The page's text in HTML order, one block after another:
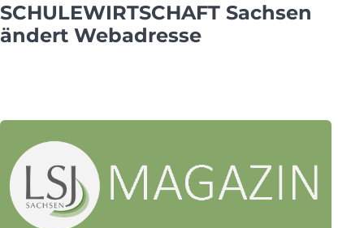
SCHULEWIRTSCHAFT Sachsen
ändert Webadresse